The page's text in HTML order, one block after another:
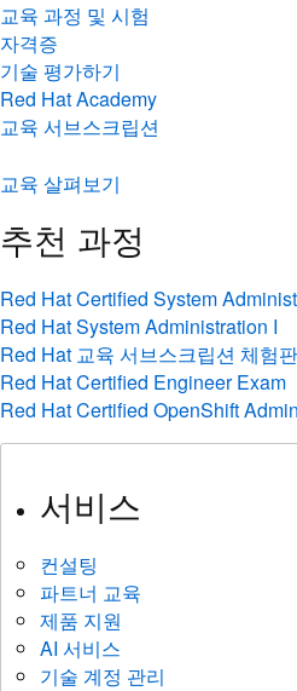
교육 과정 및 시험
자격증
기술 평가하기
Red Hat Academy
교육 서브스크립션
교육 살펴보기
추천 과정
Red Hat Certified System
Red Hat System Administration I
Red Hat 교육 서브스크립션 체험
Red Hat Certified Engineer Exam
Red Hat Certified OpenShift
서비스
컨설팅
파트너 교육
제품 지원
AI 서비스
기술 계정 관리